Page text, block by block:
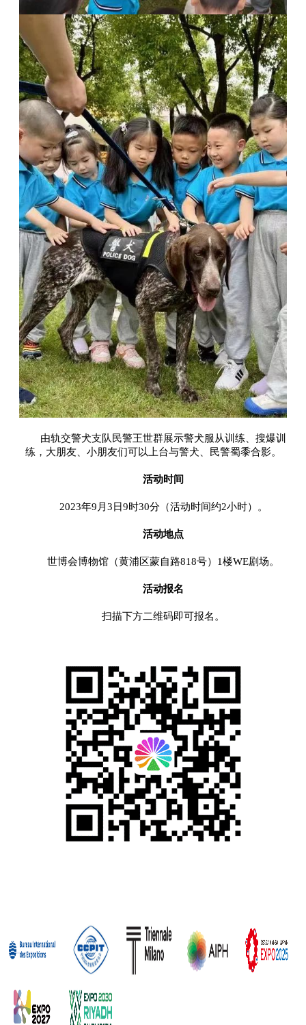
由轨交警犬支队民警王世群展示警犬服从训练、搜爆训
练，大朋友、小朋友们可以上台与警犬、民警蜀黍合影。
活动时间
2023年9月3日9时30分（活动时间约2小时）。
活动地点
世博会博物馆（黄浦区蒙自路818号）1楼WE剧场。
活动报名
扫描下方二维码即可报名。